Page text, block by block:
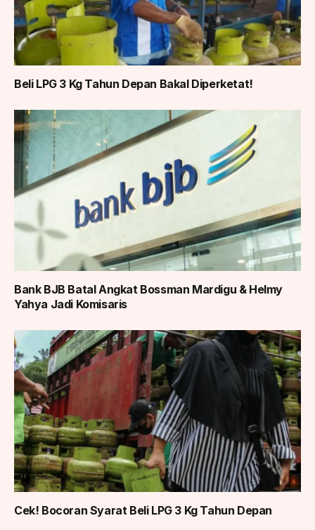
Beli LPG 3 Kg Tahun Depan Bakal Diperketat!
Bank BJB Batal Angkat Bossman Mardigu & Helmy
Yahya Jadi Komisaris
Cek! Bocoran Syarat Beli LPG 3 Kg Tahun Depan